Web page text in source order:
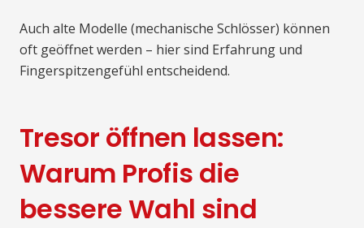
Auch alte Modelle (mechanische Schlösser) können
oft geöffnet werden – hier sind Erfahrung und
Fingerspitzengefühl entscheidend.
Tresor öffnen lassen:
Warum Profis die
bessere Wahl sind